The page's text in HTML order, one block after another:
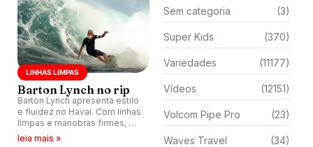
LINHAS LIMPAS
Barton Lynch no rip
Barton Lynch apresenta estilo
e fluidez no Havaí. Com linhas
limpas e manobras firmes, ele
prova que tempo só lapida.
leia mais »
Sem categoria (3)
Super Kids (370)
Variedades (11177)
Vídeos (12151)
Volcom Pipe Pro (23)
Waves Travel (34)